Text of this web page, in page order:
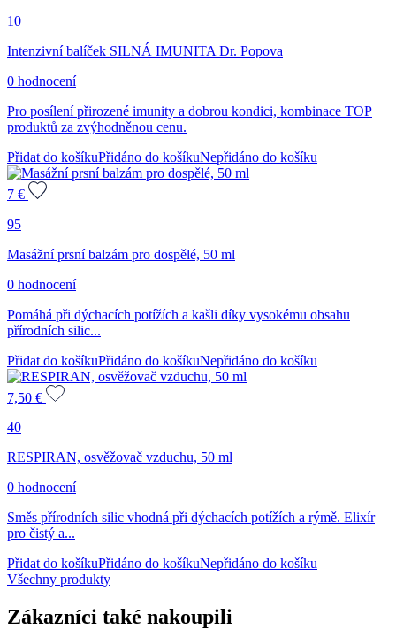
10
Intenzivní balíček SILNÁ IMUNITA Dr. Popova
0 hodnocení
Pro posílení přirozené imunity a dobrou kondici, kombinace TOP
produktů za zvýhodněnou cenu.
Přidat do košíkuPřidáno do košíkuNepřidáno do košíku
7 €
95
Masážní prsní balzám pro dospělé, 50 ml
0 hodnocení
Pomáhá při dýchacích potížích a kašli díky vysokému obsahu
přírodních silic...
Přidat do košíkuPřidáno do košíkuNepřidáno do košíku
7,50 €
40
RESPIRAN, osvěžovač vzduchu, 50 ml
0 hodnocení
Směs přírodních silic vhodná při dýchacích potížích a rýmě. Elixír
pro čistý a...
Přidat do košíkuPřidáno do košíkuNepřidáno do košíku
Všechny produkty
Zákazníci také nakoupili